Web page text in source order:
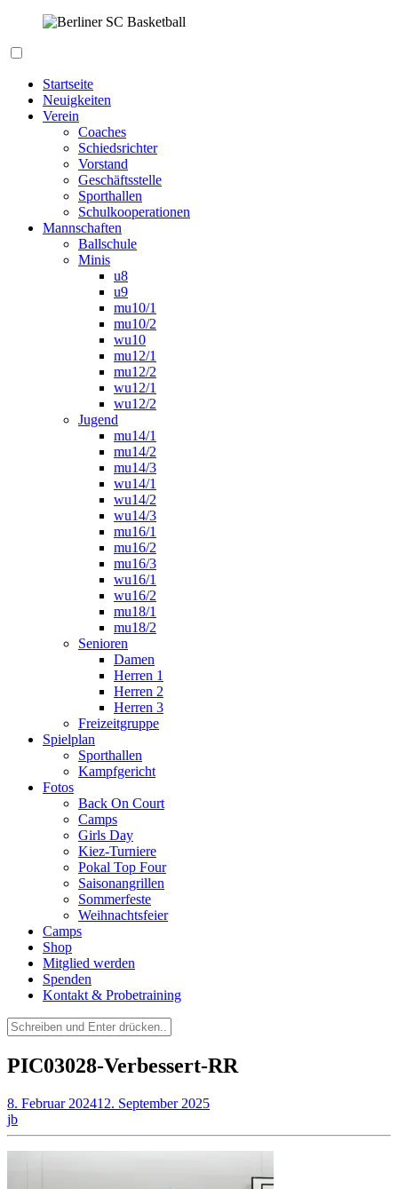
springen
Startseite
Neuigkeiten
Verein
Coaches
Schiedsrichter
Vorstand
Geschäftsstelle
Sporthallen
Schulkooperationen
Mannschaften
Ballschule
Minis
u8
u9
mu10/1
mu10/2
wu10
mu12/1
mu12/2
wu12/1
wu12/2
Jugend
mu14/1
mu14/2
mu14/3
wu14/1
wu14/2
wu14/3
mu16/1
mu16/2
mu16/3
wu16/1
wu16/2
mu18/1
mu18/2
Senioren
Damen
Herren 1
Herren 2
Herren 3
Freizeitgruppe
Spielplan
Sporthallen
Kampfgericht
Fotos
Back On Court
Camps
Girls Day
Kiez-Turniere
Pokal Top Four
Saisonangrillen
Sommerfeste
Weihnachtsfeier
Camps
Shop
Mitglied werden
Spenden
Kontakt & Probetraining
Suchen
nach:
PIC03028-Verbessert-RR
8. Februar 202412. September 2025
jb